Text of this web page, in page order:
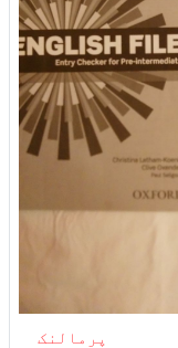
پرمالنک